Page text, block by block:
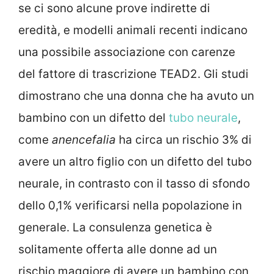
se ci sono alcune prove indirette di
eredità, e modelli animali recenti indicano
una possibile associazione con carenze
del fattore di trascrizione TEAD2. Gli studi
dimostrano che una donna che ha avuto un
bambino con un difetto del tubo neurale,
come anencefalia ha circa un rischio 3% di
avere un altro figlio con un difetto del tubo
neurale, in contrasto con il tasso di sfondo
dello 0,1% verificarsi nella popolazione in
generale. La consulenza genetica è
solitamente offerta alle donne ad un
rischio maggiore di avere un bambino con